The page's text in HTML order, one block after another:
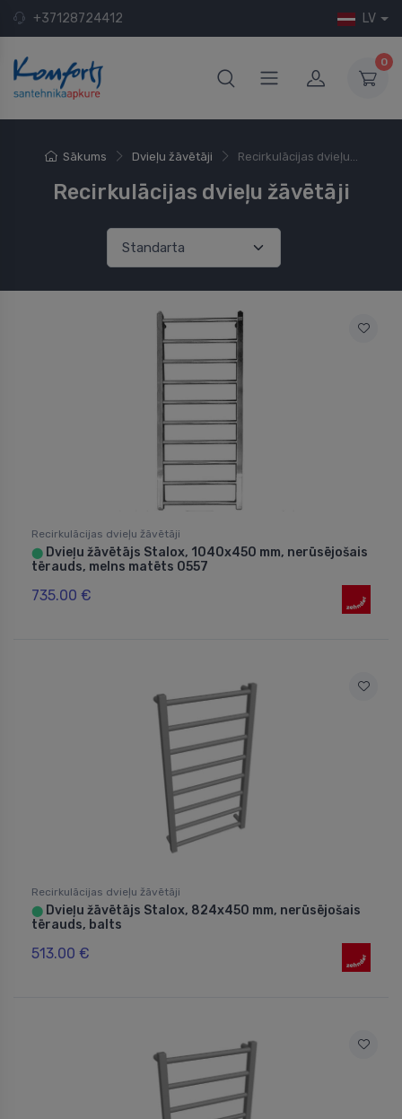
+37128724412 LV
0
Sākums Dvieļu žāvētāji Recirkulācijas dvieļu...
Recirkulācijas dvieļu žāvētāji
Recirkulācijas dvieļu žāvētāji
⬤ Dvieļu žāvētājs Stalox, 1040x450 mm, nerūsējošais
tērauds, melns matēts 0557
735.00 €
Recirkulācijas dvieļu žāvētāji
⬤ Dvieļu žāvētājs Stalox, 824x450 mm, nerūsējošais
tērauds, balts
513.00 €